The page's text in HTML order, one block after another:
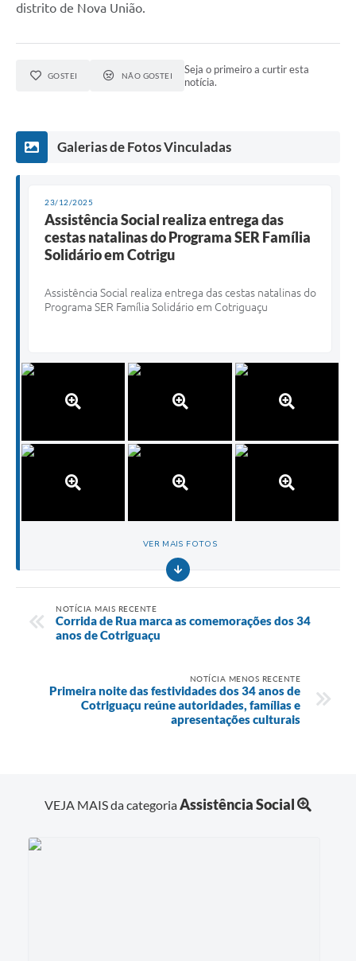
distrito de Nova União.
GOSTEI NÃO GOSTEI
Seja o primeiro a curtir esta
notícia.
Galerias de Fotos Vinculadas
23/12/2025
Assistência Social realiza entrega das
cestas natalinas do Programa SER Família
Solidário em Cotrigu
Assistência Social realiza entrega das cestas natalinas do
Programa SER Família Solidário em Cotriguaçu
VER MAIS FOTOS
NOTÍCIA MAIS RECENTE
Corrida de Rua marca as comemorações dos 34
anos de Cotriguaçu
NOTÍCIA MENOS RECENTE
Primeira noite das festividades dos 34 anos de
Cotriguaçu reúne autoridades, famílias e
apresentações culturais
VEJA MAIS da categoriaAssistência Social